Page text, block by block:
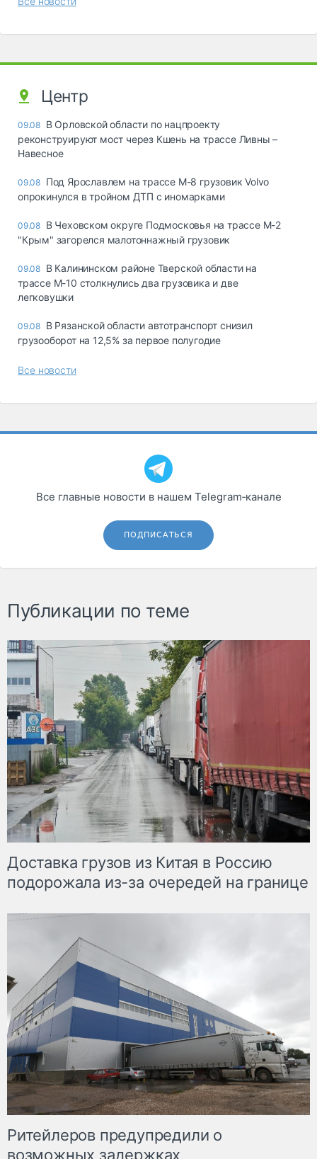
Центр
09.08 В Орловской области по нацпроекту
реконструируют мост через Кшень на трассе Ливны –
Навесное
09.08 Под Ярославлем на трассе М-8 грузовик Volvo
опрокинулся в тройном ДТП с иномарками
09.08 В Чеховском округе Подмосковья на трассе М-2
"Крым" загорелся малотоннажный грузовик
09.08 В Калининском районе Тверской области на
трассе М-10 столкнулись два грузовика и две
легковушки
09.08 В Рязанской области автотранспорт снизил
грузооборот на 12,5% за первое полугодие
Все новости
Все главные новости в нашем Telegram‑канале
ПОДПИСАТЬСЯ
Публикации по теме
Доставка грузов из Китая в Россию
подорожала из-за очередей на границе
Ритейлеров предупредили о
возможных задержках